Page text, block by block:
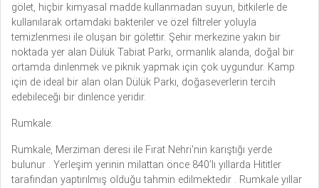
gölet, hiçbir kimyasal madde kullanmadan suyun, bitkilerle de
kullanılarak ortamdaki bakteriler ve özel filtreler yoluyla
temizlenmesi ile olușan bir gölettir. Şehir merkezine yakın bir
noktada yer alan Dülük Tabiat Parkı, ormanlık alanda, doğal bir
ortamda dinlenmek ve piknik yapmak için çok uygundur. Kamp
için de ideal bir alan olan Dülük Parkı, doğaseverlerin tercih
edebileceği bir dinlence yeridir.
Rumkale:
Rumkale, Merziman deresi ile Fırat Nehri'nin karıştığı yerde
bulunur . Yerleşim yerinin milattan önce 840’lı yıllarda Hititler
tarafından yaptırılmış olduğu tahmin edilmektedir . Rumkale yıllar